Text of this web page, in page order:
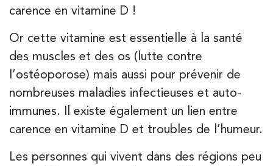
carence en vitamine D !
Or cette vitamine est essentielle à la santé
des muscles et des os (lutte contre
l’ostéoporose) mais aussi pour prévenir de
nombreuses maladies infectieuses et auto-
immunes. Il existe également un lien entre
carence en vitamine D et troubles de l’humeur.
Les personnes qui vivent dans des régions peu